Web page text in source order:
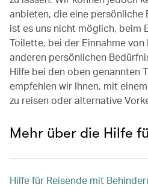
anbieten, die eine persönliche
ist es uns nicht möglich, beim
Toilette, bei der Einnahme
anderen persönlichen
Hilfe bei den oben genannten
empfehlen wir Ihnen, mit
zu reisen oder alternative
Mehr über die Hilfe
Hilfe für Reisende mit